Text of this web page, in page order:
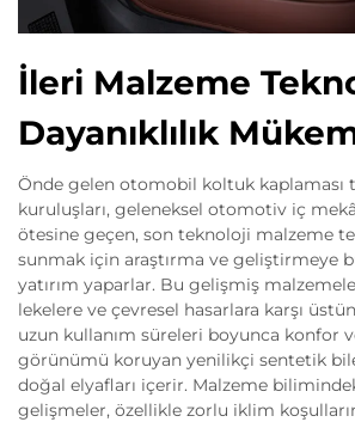
İleri Malzeme
Dayanıklılık
Önde gelen otomobil koltuk kaplaması
kuruluşları, geleneksel otomotiv iç
ötesine geçen, son teknoloji malzeme
sunmak için araştırma ve geliştirmeye
yatırım yaparlar. Bu gelişmiş
lekelere ve çevresel hasarlara karşı
uzun kullanım süreleri boyunca konfor
görünümü koruyan yenilikçi sentetik
doğal elyafları içerir. Malzeme
gelişmeler, özellikle zorlu iklim